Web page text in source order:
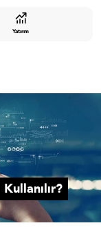
Yatırım